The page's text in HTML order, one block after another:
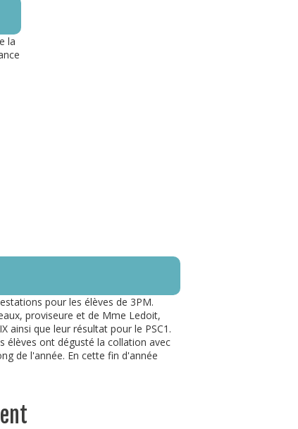
la
pour les élèves de 3PM.
proviseure et de Mme Ledoit,
ainsi que leur résultat pour le PSC1.
élèves ont dégusté la collation avec
de l'année. En cette fin d'année